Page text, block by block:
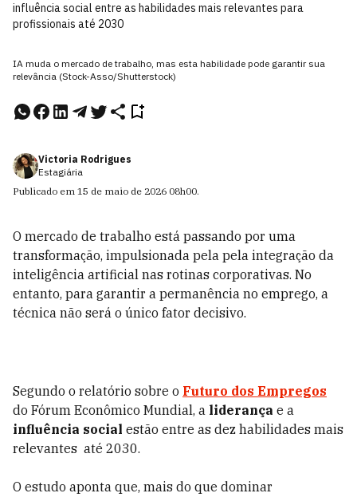
influência social entre as habilidades mais relevantes para
profissionais até 2030
IA muda o mercado de trabalho, mas esta habilidade pode garantir sua
relevância (Stock-Asso/Shutterstock)
Victoria Rodrigues
Estagiária
Publicado em 15 de maio de 2026 08h00.
O mercado de trabalho está passando por uma
transformação, impulsionada pela pela integração da
inteligência artificial nas rotinas corporativas. No
entanto, para garantir a permanência no emprego, a
técnica não será o único fator decisivo.
Segundo o relatório sobre o Futuro dos Empregos
do Fórum Econômico Mundial, a liderança e a
influência social estão entre as dez habilidades mais
relevantes até 2030.
O estudo aponta que, mais do que dominar